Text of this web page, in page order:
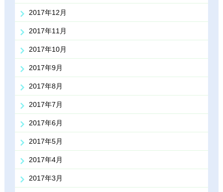
2017年12月
2017年11月
2017年10月
2017年9月
2017年8月
2017年7月
2017年6月
2017年5月
2017年4月
2017年3月